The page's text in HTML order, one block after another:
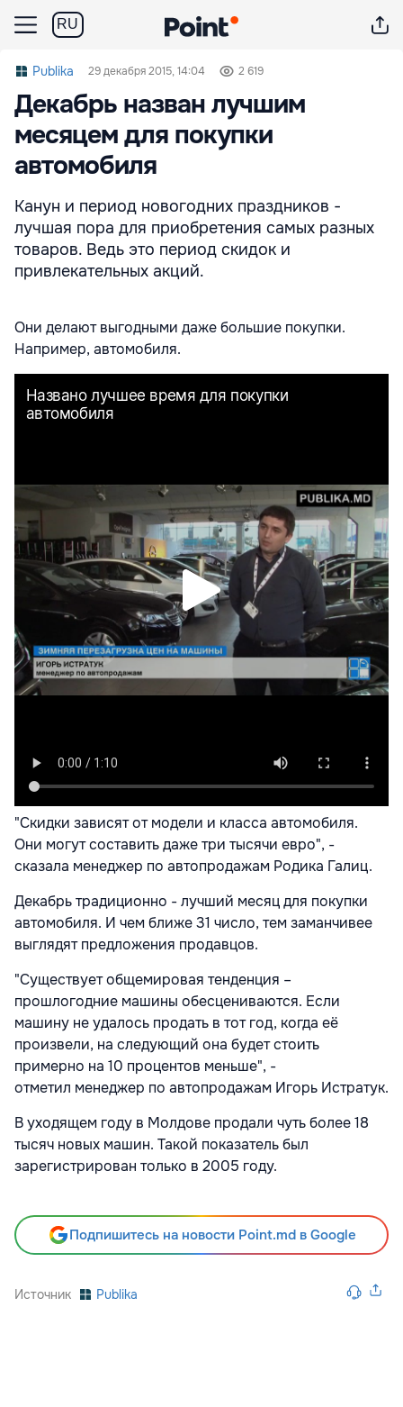
RU
Publika 29 декабря 2015, 14:04 2 619
Декабрь назван лучшим
месяцем для покупки
автомобиля
Канун и период новогодних праздников -
лучшая пора для приобретения самых разных
товаров. Ведь это период скидок и
привлекательных акций.
Они делают выгодными даже большие покупки.
Например, автомобиля.
"Скидки зависят от модели и класса автомобиля.
Они могут составить даже три тысячи евро", -
сказала менеджер по автопродажам Родика Галиц.
Декабрь традиционно - лучший месяц для покупки
автомобиля. И чем ближе 31 число, тем заманчивее
выглядят предложения продавцов.
"Существует общемировая тенденция –
прошлогодние машины обесцениваются. Если
машину не удалось продать в тот год, когда её
произвели, на следующий она будет стоить
примерно на 10 процентов меньше", -
отметил менеджер по автопродажам Игорь Истратук.
В уходящем году в Молдове продали чуть более 18
тысяч новых машин. Такой показатель был
зарегистрирован только в 2005 году.
Подпишитесь на новости Point.md в Google
Источник Publika